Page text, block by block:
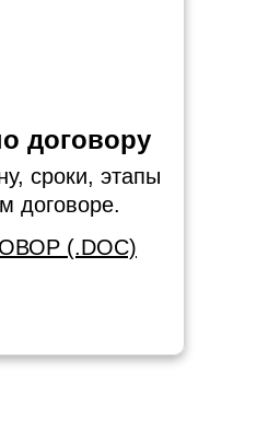
сроки, этапы
договоре.
договору
(.DOC)